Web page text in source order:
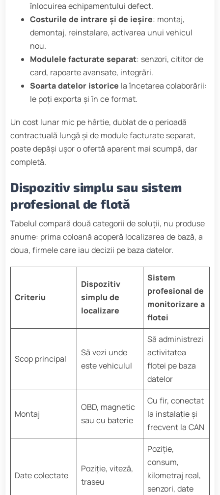
înlocuirea echipamentului defect.
Costurile de intrare și de ieșire: montaj,
demontaj, reinstalare, activarea unui vehicul
nou.
Modulele facturate separat: senzori, cititor de
card, rapoarte avansate, integrări.
Soarta datelor istorice la încetarea colaborării:
le poți exporta și în ce format.
Un cost lunar mic pe hârtie, dublat de o perioadă
contractuală lungă și de module facturate separat,
poate depăși ușor o ofertă aparent mai scumpă, dar
completă.
Dispozitiv simplu sau sistem
profesional de flotă
Tabelul compară două categorii de soluții, nu produse
anume: prima coloană acoperă localizarea de bază, a
doua, firmele care iau decizii pe baza datelor.
Criteriu
Dispozitiv
simplu de
localizare
Sistem
profesional de
monitorizare a
flotei
Scop principal
Să vezi unde
este vehiculul
Să administrezi
activitatea
flotei pe baza
datelor
Montaj
OBD, magnetic
sau cu baterie
Cu fir, conectat
la instalație și
frecvent la CAN
Date colectate
Poziție, viteză,
traseu
Poziție,
consum,
kilometraj real,
senzori, date